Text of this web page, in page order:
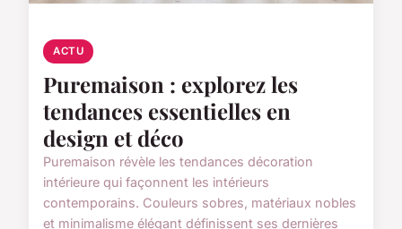
ACTU
Puremaison : explorez les
tendances essentielles en
design et déco
Puremaison révèle les tendances décoration
intérieure qui façonnent les intérieurs
contemporains. Couleurs sobres, matériaux nobles
et minimalisme élégant définissent ses dernières